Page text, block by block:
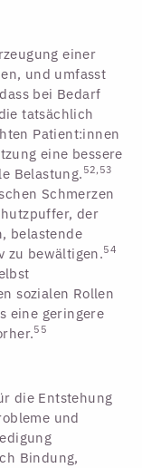
einer
und umfasst
bei Bedarf
tatsächlich
Patient:innen
eine bessere
Belastung. 52,53
Schmerzen
der
belastende
zu bewältigen.54
sozialen Rollen
eine geringere
55
die Entstehung
und
Bindung,